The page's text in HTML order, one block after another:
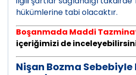
hükümlerine tabi olacaktır.
Boşanmada Maddi
içeriğimizi de
Nişan Bozma Sebebiyle